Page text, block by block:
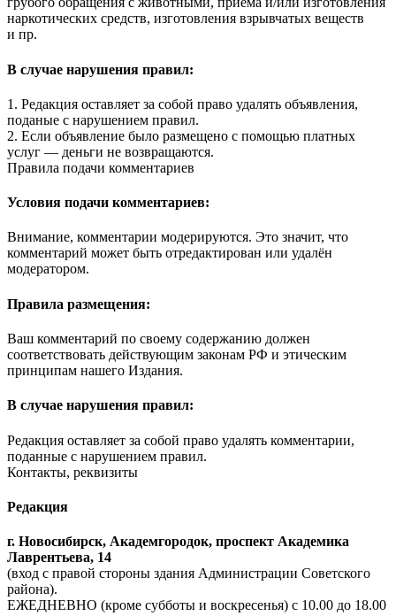
наркотических средств, изготовления взрывчатых веществ
и пр.
В случае нарушения правил:
1. Редакция оставляет за собой право удалять объявления,
поданые с нарушением правил.
2. Если объявление было размещено с помощью платных
услуг — деньги не возвращаются.
Правила подачи комментариев
Условия подачи комментариев:
Внимание, комментарии модерируются. Это значит, что
комментарий может быть отредактирован или удалён
модератором.
Правила размещения:
Ваш комментарий по своему содержанию должен
соответствовать действующим законам РФ и этическим
принципам нашего Издания.
В случае нарушения правил:
Редакция оставляет за собой право удалять комментарии,
поданные с нарушением правил.
Контакты, реквизиты
Редакция
г. Новосибирск, Академгородок, проспект Академика
Лаврентьева, 14
(вход с правой стороны здания Администрации Советского
района).
ЕЖЕДНЕВНО (кроме субботы и воскресенья) с 10.00 до 18.00